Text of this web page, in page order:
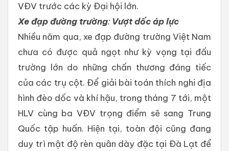
VĐV trước các kỳ Đại hội lớn.
Xeđạpđường trường: Vượtdốcáplực
​Nhiều năm qua, xe đạp đường trường Việt Nam
chưa có được quả ngọt như kỳ vọng tại đấu
trường lớn do những chấn thương đáng tiếc
của các trụ cột. Để giải bài toán thích nghi địa
hình đèo dốc và khí hậu, trong tháng 7 tới, một
HLV cùng ba VĐV trọng điểm sẽ sang Trung
Quốc tập huấn. Hiện tại, toàn đội cũng đang
duy trì mật độ rèn quân dày đặc tại Đà Lạt để